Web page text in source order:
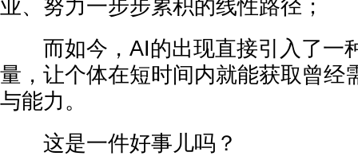
业、努力一步步累积的线性路径；
而如今，AI的出现直接引入了一
量，让个体在短时间内就能获取曾经
与能力。
这是一件好事儿吗？